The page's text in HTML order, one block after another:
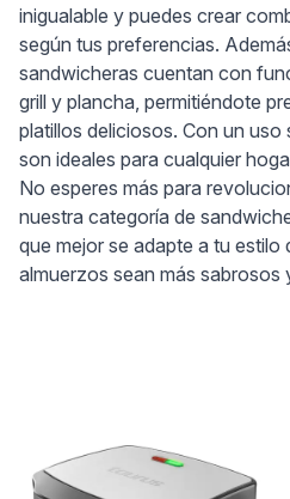
inigualable y puedes crear
según tus preferencias.
sandwicheras cuentan con
grill y plancha, permitiéndote
platillos deliciosos. Con un uso
son ideales para cualquier
No esperes más para
nuestra categoría de
que mejor se adapte a tu estilo
almuerzos sean más sabrosos